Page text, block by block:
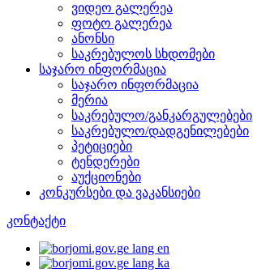
ვიდეო გალერეა
ფოტო გალერეა
ანონსი
საკრებულოს სხდომები
საჯარო ინფორმაცია
საჯარო ინფორმაცია
მერია
საკრებულო/განკარგულებები
საკრებულო/დადგენილებები
პეტიციები
ტენდერები
აუქციონები
კონკურსები და ვაკანსიები
კონტაქტი